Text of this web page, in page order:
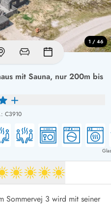
mit Sauna, nur 200m bis
C3910
1 / 46
5 von 5
Sommervej 3 wird mit seiner